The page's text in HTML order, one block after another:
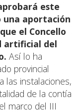
este
una aportación
el Concello
artificial del
Así lo ha
provincial
las instalaciones,
de la contía
marco del III